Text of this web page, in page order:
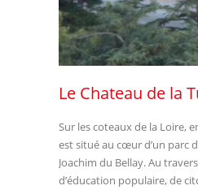
Le Chateau de la
Sur les coteaux de la Loire,
est situé au cœur d’un parc
Joachim du Bellay. Au
d’éducation populaire, de